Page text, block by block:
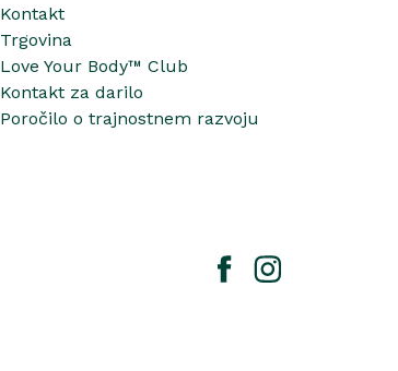
Kontakt
Trgovina
Love Your Body™ Club
Kontakt za darilo
Poročilo o trajnostnem razvoju